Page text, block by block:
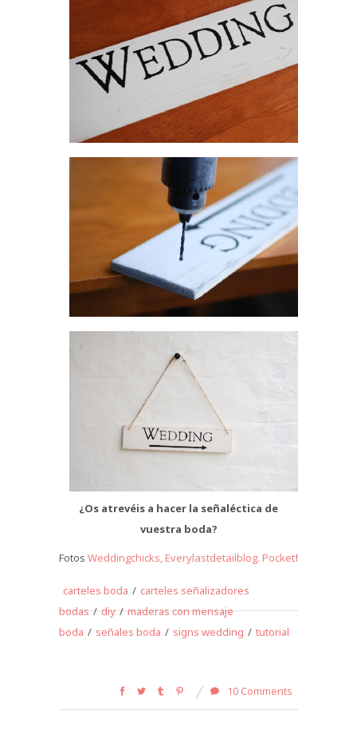
¿Os atrevéis a hacer la señaléctica de
vuestra boda?
Fotos Weddingchicks, Everylastdetailblog. Pocketfulofdreams,
carteles boda / carteles señalizadores
bodas / diy / maderas con mensaje
boda / señales boda / signs wedding / tutorial
10 Comments